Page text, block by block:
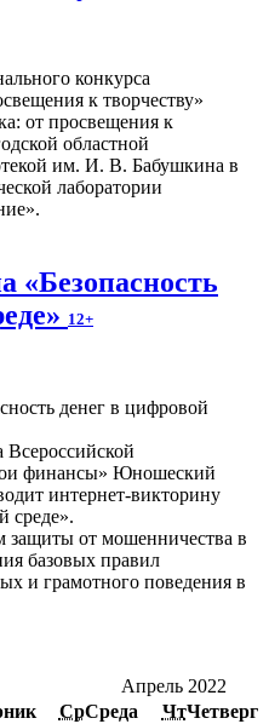
от просвещения к
областной
им. И. В. Бабушкина в
лаборатории
«Безопасность
12+
финансы» Юношеский
интернет-викторину
среде».
защиты от мошенничества в
базовых правил
и грамотного поведения в
Апрель 2022
СрСреда ЧтЧетверг